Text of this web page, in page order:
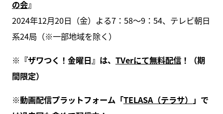
の会』
2024年12月20日（金）よる7：58～9：54、テレビ朝日
系24局（※一部地域を除く）
※『ザワつく！金曜日』は、 TVerにて無料配信！（期
間限定）
※動画配信プラットフォーム「TELASA（テラサ） 」で